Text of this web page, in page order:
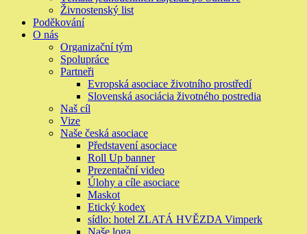
Živnostenský list
Poděkování
O nás
Organizační tým
Spolupráce
Partneři
Evropská asociace životního prostředí
Slovenská asociácia životného postredia
Naš cíl
Vize
Naše česká asociace
Představení asociace
Roll Up banner
Prezentační video
Úlohy a cíle asociace
Maskot
Etický kodex
sídlo: hotel ZLATÁ HVĚZDA Vimperk
Naše loga